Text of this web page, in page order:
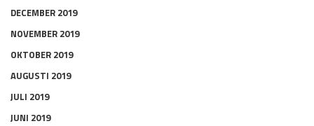
DECEMBER 2019
NOVEMBER 2019
OKTOBER 2019
AUGUSTI 2019
JULI 2019
JUNI 2019